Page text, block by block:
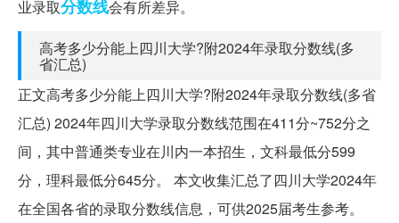
业录取分数线会有所差异。
高考多少分能上四川大学?附2024年录取分数线(多
省汇总)
正文高考多少分能上四川大学?附2024年录取分数线(多省
汇总) 2024年四川大学录取分数线范围在411分~752分之
间，其中普通类专业在川内一本招生，文科最低分599
分，理科最低分645分。 本文收集汇总了四川大学2024年
在全国各省的录取分数线信息，可供2025届考生参考。